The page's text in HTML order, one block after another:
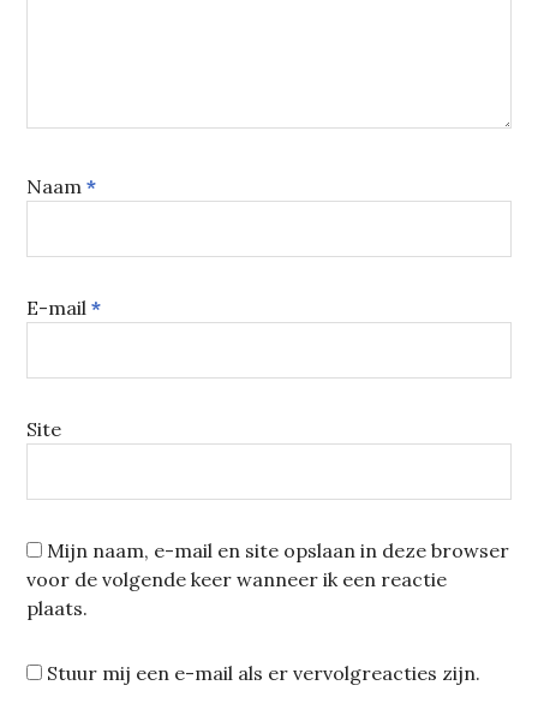
Naam*
E-mail*
Site
Mijn naam, e-mail en site opslaan in deze browser
voor de volgende keer wanneer ik een reactie
plaats.
Stuur mij een e-mail als er vervolgreacties zijn.